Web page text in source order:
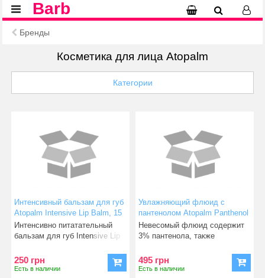
Barb
Бренды
Косметика для лица Atopalm
Категории
Интенсивный бальзам для губ
Atopalm Intensive Lip Balm, 15
мл (63003)
Интенсивно питатательный
бальзам для губ Intensive Lip
250 грн
Есть в наличии
Увлажняющий флюид с
пантенолом Atopalm Panthenol
Watery Fluid, 100 мл (63004)
Невесомый флюид содержит
3% пантенола, также
495 грн
Есть в наличии